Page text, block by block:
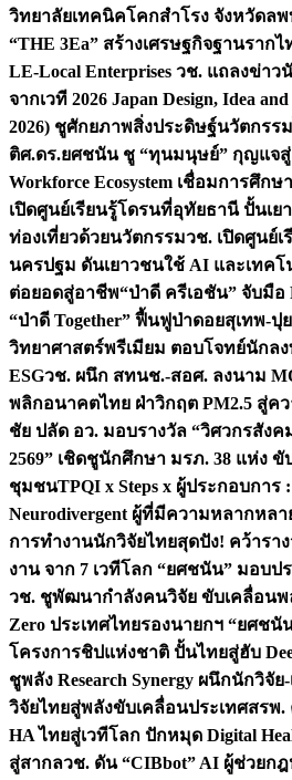
วิทยาลัยเทคนิคโคกสำโรง จังหวัดลพ
“THE 3Ea” สร้างเศรษฐกิจฐานราก
LE-Local Enterprises วช. แถลงข่าว
จากเวที 2026 Japan Design, Idea
2026) ชูศักยภาพสิ่งประดิษฐ์นวัตกรร
ติศ.ดร.ยศชนัน ชู “ทุนมนุษย์” กุญแจสู่
Workforce Ecosystem เชื่อมการศึก
เปิดศูนย์เรียนรู้โดรนที่อุทัยธานี ปั้นเ
ท่องเที่ยวด้วยนวัตกรรมวช. เปิดศูนย์
นครปฐม ดันเยาวชนใช้ AI และเทคโ
ต่อยอดสู่อาชีพ“ป่าดี ครีเอชัน” จับมื
“ป่าดี Together” ฟื้นฟูป่าดอยสุเทพ-ปุ
วิทยาศาสตร์พรีเมียม ตอบโจทย์นักล
ESGวช. ผนึก สทนช.-สอศ. ลงนาม
พลิกอนาคตไทย ฝ่าวิกฤต PM2.5 สู่ค
ชัย ปลัด อว. มอบรางวัล “วิศวกรสัง
2569” เชิดชูนักศึกษา มรภ. 38 แห่ง
ชุมชนTPQI x Steps x ผู้ประกอบกา
Neurodivergent ผู้ที่มีความหลากหล
การทำงานนักวิจัยไทยสุดปัง! คว้ารา
งาน จาก 7 เวทีโลก “ยศชนัน” มอบป
วช. ชูพัฒนากำลังคนวิจัย ขับเคลื่อนพ
Zero ประเทศไทยรองนายกฯ “ยศชนัน
โครงการชิปแห่งชาติ ปั้นไทยสู่ฮับ
ชูพลัง Research Synergy ผนึกนักวิจั
วิจัยไทยสู่พลังขับเคลื่อนประเทศสรพ.
HA ไทยสู่เวทีโลก ปักหมุด Digital
สู่สากลวช. ดัน “CIBbot” AI ผู้ช่วยก